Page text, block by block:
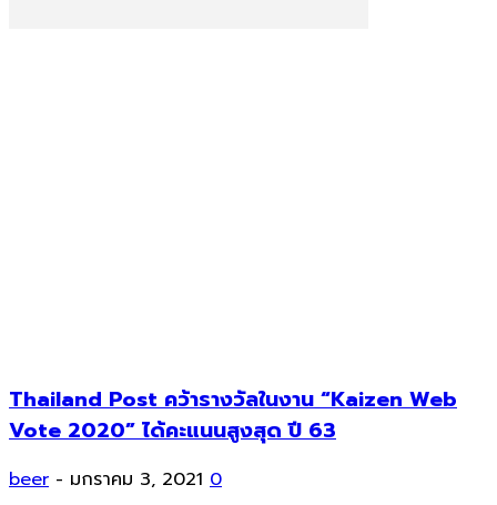
Thailand Post คว้ารางวัลในงาน “Kaizen Web
Vote 2020” ได้คะแนนสูงสุด ปี 63
beer - มกราคม 3, 2021 0